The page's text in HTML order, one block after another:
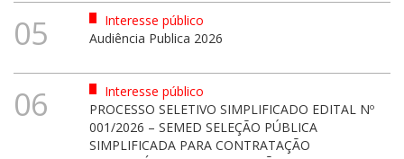
05
Interesse público
Audiência Publica 2026
06
Interesse público
PROCESSO SELETIVO SIMPLIFICADO EDITAL Nº
001/2026 – SEMED SELEÇÃO PÚBLICA
SIMPLIFICADA PARA CONTRATAÇÃO